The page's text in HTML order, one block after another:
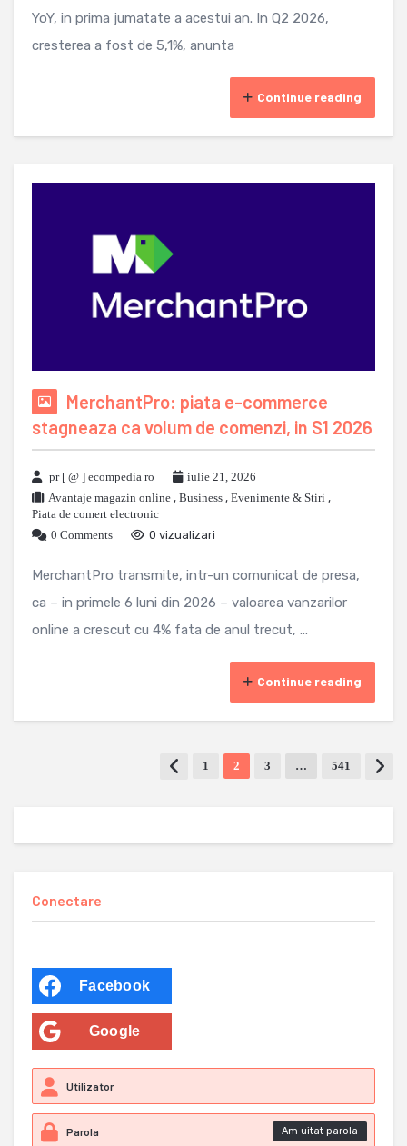
YoY, in prima jumatate a acestui an. In Q2 2026,
cresterea a fost de 5,1%, anunta
Continue reading
MerchantPro: piata e-commerce
stagneaza ca volum de comenzi, in S1 2026
pr [ @ ] ecompedia ro
iulie 21, 2026
Avantaje magazin online , Business , Evenimente & Stiri ,
Piata de comert electronic
0 Comments
0 vizualizari
MerchantPro transmite, intr-un comunicat de presa,
ca – in primele 6 luni din 2026 – valoarea vanzarilor
online a crescut cu 4% fata de anul trecut, ...
Continue reading
1 2 3 … 541
Conectare
Facebook
Google
Am uitat parola